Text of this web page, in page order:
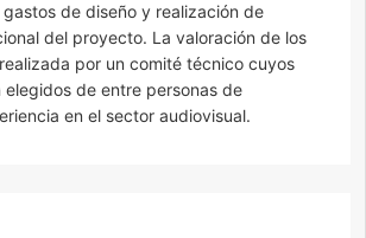
de diseño y realización de
del proyecto. La valoración de los
por un comité técnico cuyos
elegidos de entre personas de
en el sector audiovisual.